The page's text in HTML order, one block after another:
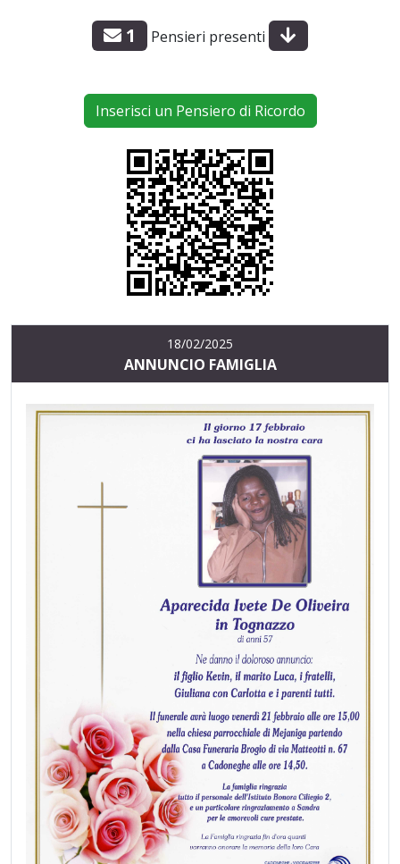
1 Pensieri presenti
Inserisci un Pensiero di Ricordo
18/02/2025
ANNUNCIO FAMIGLIA